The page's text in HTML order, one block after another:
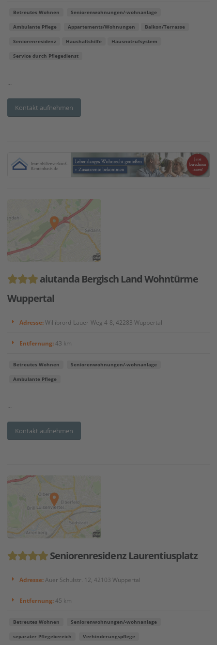
Betreutes Wohnen Seniorenwohnungen/-wohnanlage
Ambulante Pflege Appartements/Wohnungen Balkon/Terrasse
Seniorenresidenz Haushaltshilfe Hausnotrufsystem
Service durch Pflegedienst
...
Kontakt aufnehmen
aiutanda Bergisch Land Wohntürme
Wuppertal
Adresse:Willibrord-Lauer-Weg 4-8, 42283 Wuppertal
Entfernung:43 km
Betreutes Wohnen Seniorenwohnungen/-wohnanlage
Ambulante Pflege
...
Kontakt aufnehmen
Seniorenresidenz Laurentiusplatz
Adresse: Auer Schulstr. 12, 42103 Wuppertal
Entfernung:45 km
Betreutes Wohnen Seniorenwohnungen/-wohnanlage
separater Pflegebereich Verhinderungspflege